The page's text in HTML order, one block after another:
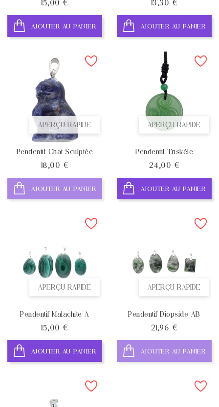
15,00 €
AJOUTER AU PANIER
13,30 €
AJOUTER AU PANIER
APERÇU RAPIDE
Pendentif Chat Sculptée
18,00 €
AJOUTER AU PANIER
APERÇU RAPIDE
Pendentif Triskèle
24,00 €
AJOUTER AU PANIER
APERÇU RAPIDE
Pendentif Malachite A
15,00 €
AJOUTER AU PANIER
APERÇU RAPIDE
Pendentif Diopside AB
21,96 €
AJOUTER AU PANIER